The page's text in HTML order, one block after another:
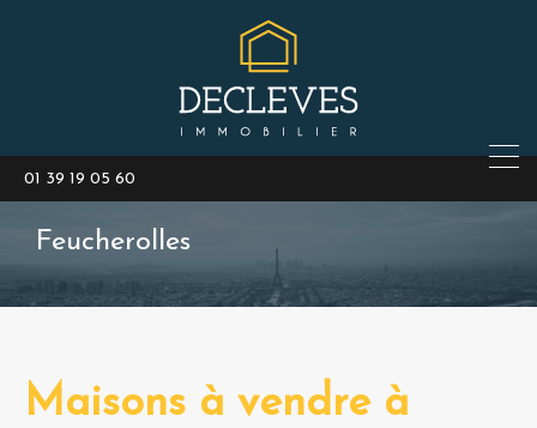
01 39 19 05 60
Feucherolles
Maisons à vendre à